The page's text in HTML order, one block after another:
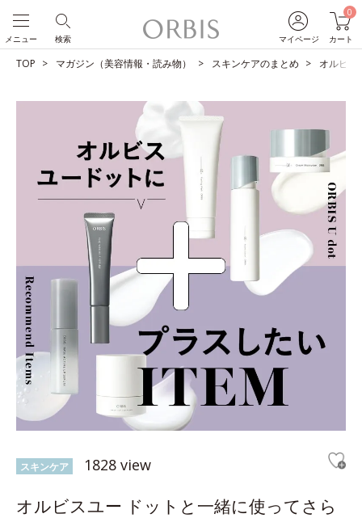
マイページ
0
カート
検索
メニュー
TOP マガジン（美容情報・読み物） スキンケアのまとめ オルビス
スキンケア 1828 view
オルビスユー ドットと一緒に使ってさら